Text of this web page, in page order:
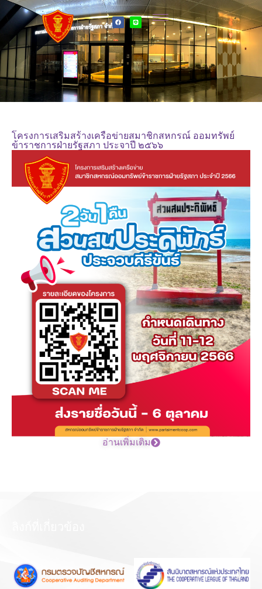
โครงการเสริมสร้างเครือข่ายสมาชิกสหกรณ์ ออมทรัพย์
ข้าราชการฝ่ายรัฐสภา ประจาปี ๒๕๖๖
อ่านเพิ่มเติม